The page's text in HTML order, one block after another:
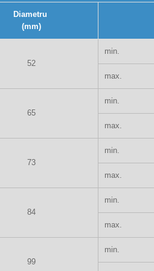
Diametru
(mm)
52
min.
max.
65
min.
max.
73
min.
max.
84
min.
max.
99
min.